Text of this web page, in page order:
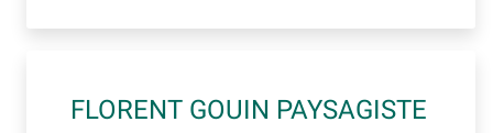
FLORENT GOUIN PAYSAGISTE